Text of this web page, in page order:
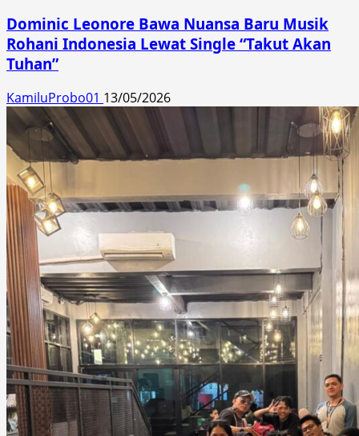
Dominic Leonore Bawa Nuansa Baru Musik
Rohani Indonesia Lewat Single “Takut Akan
Tuhan”
KamiluProbo01 13/05/2026